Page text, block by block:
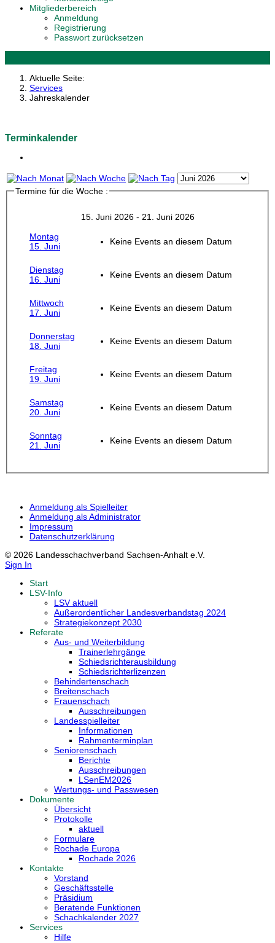
Mitgliederbereich
Anmeldung
Registrierung
Passwort zurücksetzen
Aktuelle Seite:
Services
Jahreskalender
Terminkalender
Termine für die Woche :
15. Juni 2026 - 21. Juni 2026
Montag
15. Juni
Keine Events an diesem Datum
Dienstag
16. Juni
Keine Events an diesem Datum
Mittwoch
17. Juni
Keine Events an diesem Datum
Donnerstag
18. Juni
Keine Events an diesem Datum
Freitag
19. Juni
Keine Events an diesem Datum
Samstag
20. Juni
Keine Events an diesem Datum
Sonntag
21. Juni
Keine Events an diesem Datum
Anmeldung als Spielleiter
Anmeldung als Administrator
Impressum
Datenschutzerklärung
© 2026 Landesschachverband Sachsen-Anhalt e.V.
Sign In
Start
LSV-Info
LSV aktuell
Außerordentlicher Landesverbandstag 2024
Strategiekonzept 2030
Referate
Aus- und Weiterbildung
Trainerlehrgänge
Schiedsrichterausbildung
Schiedsrichterlizenzen
Behindertenschach
Breitenschach
Frauenschach
Ausschreibungen
Landesspielleiter
Informationen
Rahmenterminplan
Seniorenschach
Berichte
Ausschreibungen
LSenEM2026
Wertungs- und Passwesen
Dokumente
Übersicht
Protokolle
aktuell
Formulare
Rochade Europa
Rochade 2026
Kontakte
Vorstand
Geschäftsstelle
Präsidium
Beratende Funktionen
Schachkalender 2027
Services
Hilfe